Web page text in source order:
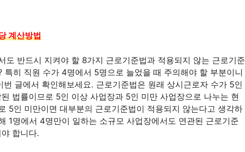
계산방법
도 반드시 지켜야 할 8가지 근로기준법과 적용되지 않는 근로기준
특히 직원 수가 4명에서 5명으로 늘었을 때 주의해야 할 부분이니
글에서 확인해보세요. 근로기준법은 원래 상시근로자 수가 5인
법률이므로 5인 이상 사업장과 5인 미만 사업장으로 나누는 현
5인 미만이면 대부분의 근로기준법이 적용되지 않는다고 생각하
1명에서 4명만이 일하는 소규모 사업장에서도 연관된 근로기준
합니다.